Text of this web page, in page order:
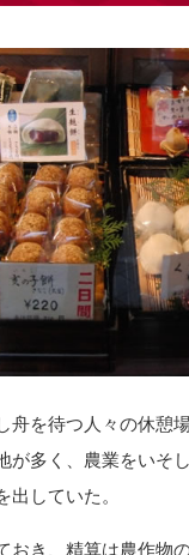
舟を待つ人々の休憩
が多く、農業をいそ
出していた。
おき、精算は農作物